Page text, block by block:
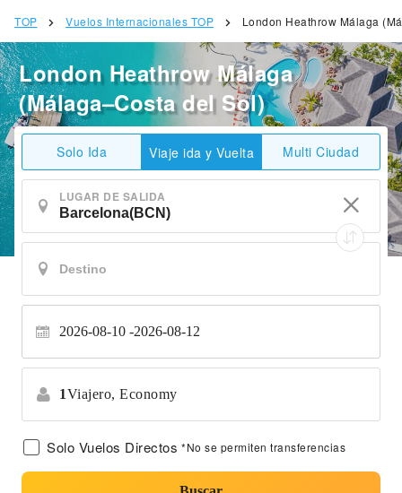
TOP Vuelos Internacionales TOP London Heathrow Málaga
London Heathrow Málaga
(Málaga–Costa del Sol)
Solo Ida Viaje ida y Vuelta Multi Ciudad
LUGAR DE SALIDA
2026-08-10 2026-08-12
1Viajero, Economy
Solo Vuelos Directos *No se permiten transferencias